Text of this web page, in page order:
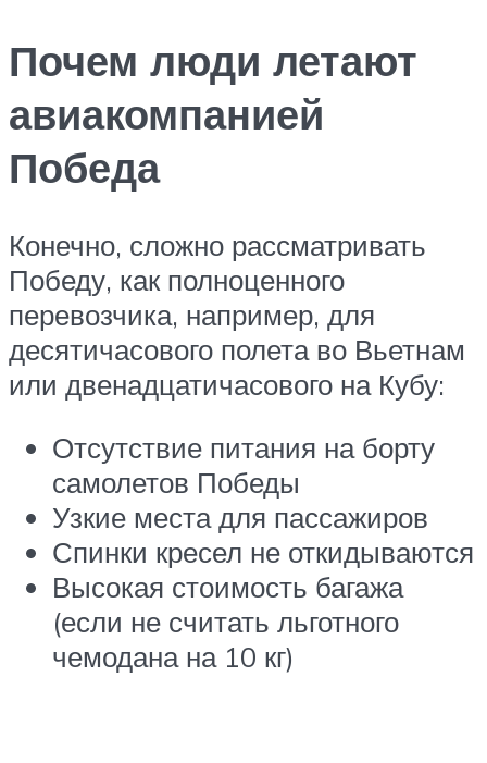
Почем люди летают
авиакомпанией
Победа
Конечно, сложно рассматривать
Победу, как полноценного
перевозчика, например, для
десятичасового полета во Вьетнам
или двенадцатичасового на Кубу:
Отсутствие питания на борту
самолетов Победы
Узкие места для пассажиров
Спинки кресел не откидываются
Высокая стоимость багажа
(если не считать льготного
чемодана на 10 кг)